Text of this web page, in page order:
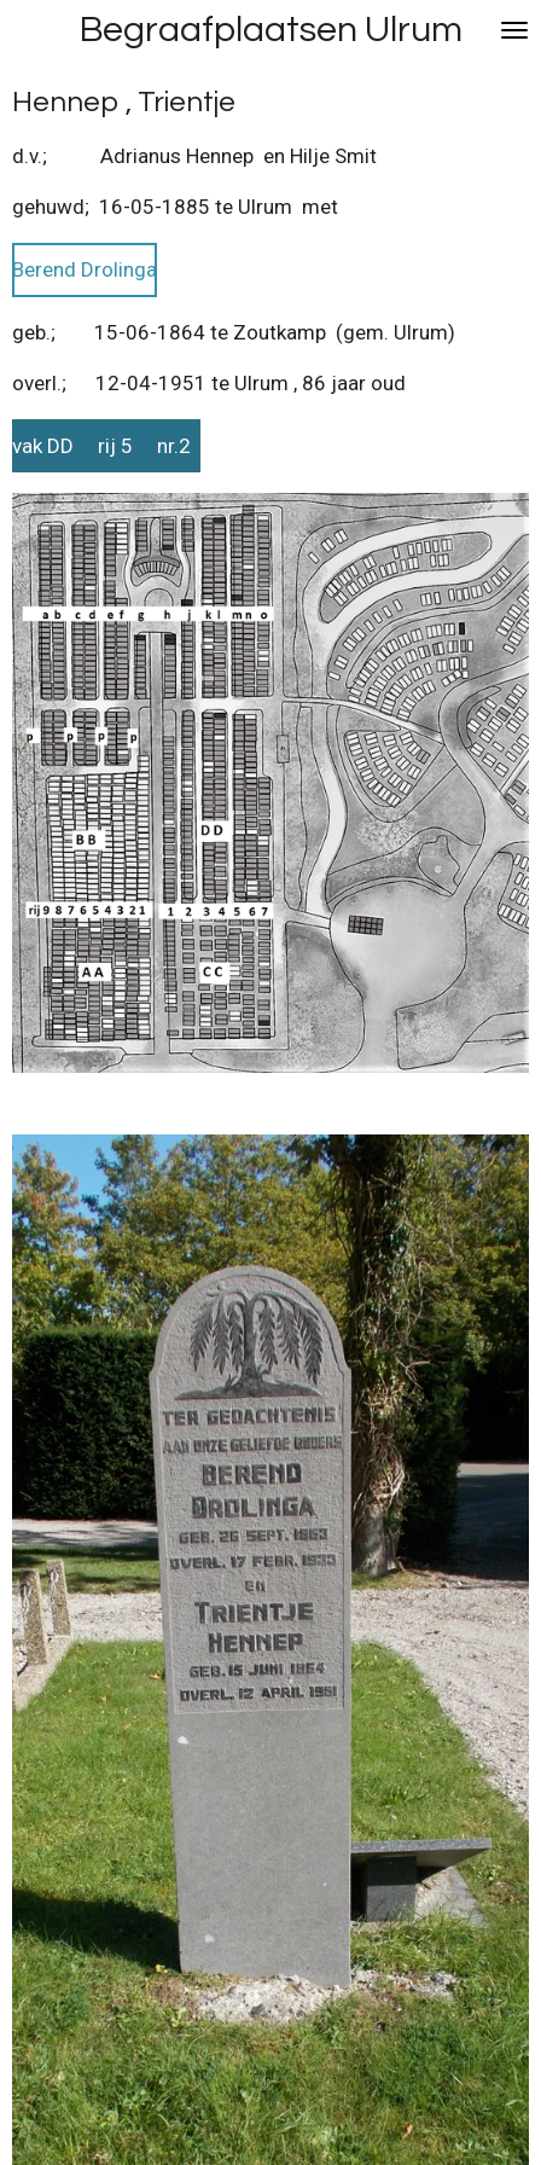
naar
de
hoofdinhoud
Begraafplaatsen Ulrum
Hennep , Trientje
d.v.; Adrianus Hennep en Hilje Smit
gehuwd; 16-05-1885 te Ulrum met
Berend Drolinga
geb.; 15-06-1864 te Zoutkamp (gem. Ulrum)
overl.; 12-04-1951 te Ulrum , 86 jaar oud
vak DD rij 5 nr.2